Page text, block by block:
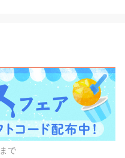
で